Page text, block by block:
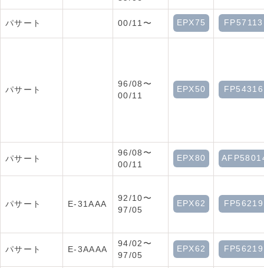
パサート 00/11〜 EPX75 FP57113
パサート
96/08〜
00/11
EPX50 FP54316
パサート
96/08〜
00/11
EPX80
パサート E-31AAA
92/10〜
97/05
EPX62 FP56219
パサート E-3AAAA
94/02〜
97/05
EPX62 FP56219